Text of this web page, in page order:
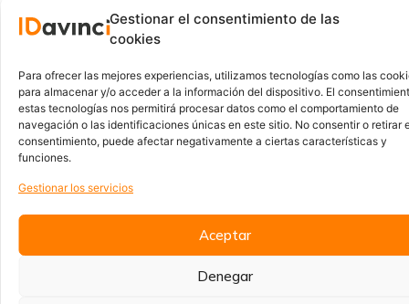
Gestionar el consentimiento de las
cookies
Para ofrecer las mejores experiencias, utilizamos tecnologías como las
para almacenar y/o acceder a la información del dispositivo. El
estas tecnologías nos permitirá procesar datos como el comportamiento de
navegación o las identificaciones únicas en este sitio. No consentir o retirar
consentimiento, puede afectar negativamente a ciertas características y
funciones.
Gestionar los servicios
Aceptar
Denegar